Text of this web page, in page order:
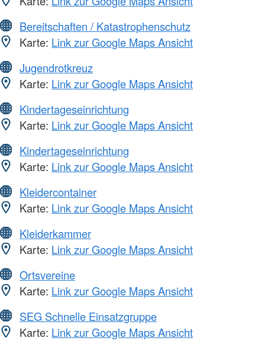
Bereitschaften / Katastrophenschutz
Karte: Link zur Google Maps Ansicht
Jugendrotkreuz
Karte: Link zur Google Maps Ansicht
Kindertageseinrichtung
Karte: Link zur Google Maps Ansicht
Kindertageseinrichtung
Karte: Link zur Google Maps Ansicht
Kleidercontainer
Karte: Link zur Google Maps Ansicht
Kleiderkammer
Karte: Link zur Google Maps Ansicht
Ortsvereine
Karte: Link zur Google Maps Ansicht
SEG Schnelle Einsatzgruppe
Karte: Link zur Google Maps Ansicht